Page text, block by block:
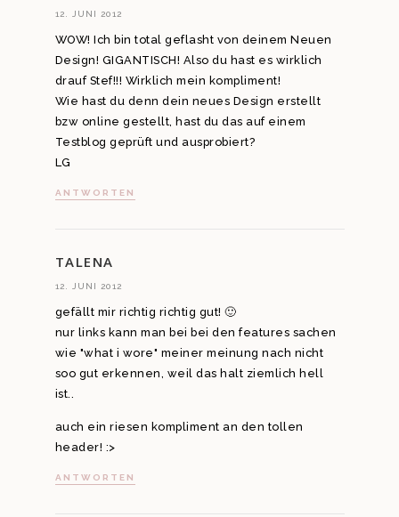
12. JUNI 2012
WOW! Ich bin total geflasht von deinem Neuen
Design! GIGANTISCH! Also du hast es wirklich
drauf Stef!!! Wirklich mein kompliment!
Wie hast du denn dein neues Design erstellt
bzw online gestellt, hast du das auf einem
Testblog geprüft und ausprobiert?
LG
ANTWORTEN
TALENA
12. JUNI 2012
gefällt mir richtig richtig gut! 🙂
nur links kann man bei bei den features sachen
wie "what i wore" meiner meinung nach nicht
soo gut erkennen, weil das halt ziemlich hell
ist..
auch ein riesen kompliment an den tollen
header! :>
ANTWORTEN